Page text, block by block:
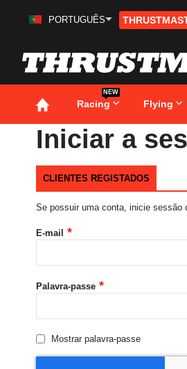
Conteúdo
PORTUGUÊS
Racing
NEW
Flying
Iniciar a
CLIENTES REGISTADOS
Se possuir uma conta, inicie sessão
E-mail
Palavra-passe
Mostrar palavra-passe